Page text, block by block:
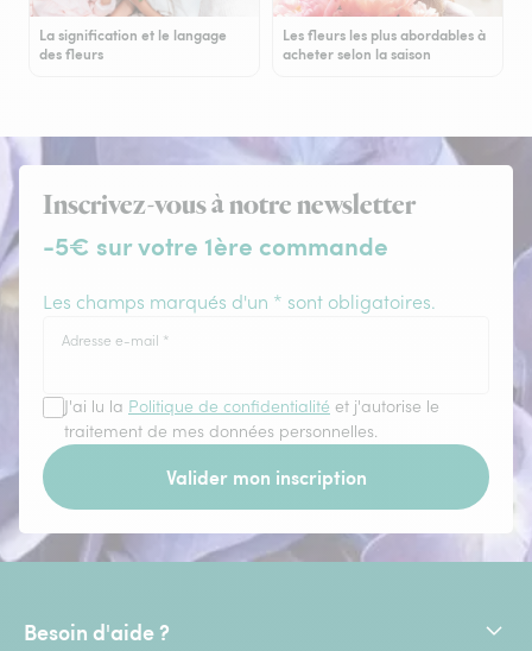
La signification et le langage
des fleurs
Les fleurs les plus abordables à
acheter selon la saison
Inscrivez-vous à notre newsletter
-5€ sur votre 1ère commande
Les champs marqués d'un * sont obligatoires.
Adresse e-mail *
J'ai lu la Politique de confidentialité et j'autorise le
traitement de mes données personnelles.
Valider mon inscription
Besoin d'aide ?